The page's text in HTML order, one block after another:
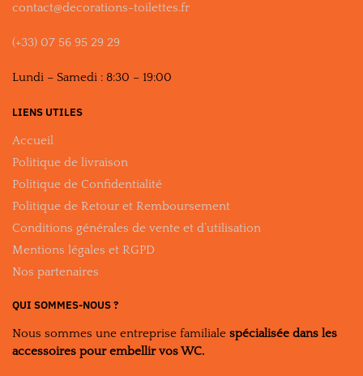
contact@decorations-toilettes.fr
(+33) 07 56 95 29 29
Lundi – Samedi : 8:30 – 19:00
LIENS UTILES
Accueil
Politique de livraison
Politique de Confidentialité
Politique de Retour et Remboursement
Conditions générales de vente et d’utilisation
Mentions légales et RGPD
Nos partenaires
QUI SOMMES-NOUS ?
Nous sommes une entreprise familiale spécialisée dans les
accessoires pour embellir vos WC.